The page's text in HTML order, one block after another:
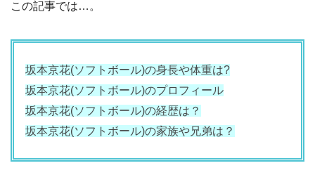
この記事では…。
坂本京花(ソフトボール)の身長や体重は?
坂本京花(ソフトボール)のプロフィール
坂本京花(ソフトボール)の経歴は？
坂本京花(ソフトボール)の家族や兄弟は？